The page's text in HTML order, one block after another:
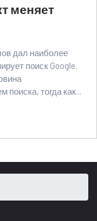
меняет
дал наиболее
поиск Google.
тогда как...